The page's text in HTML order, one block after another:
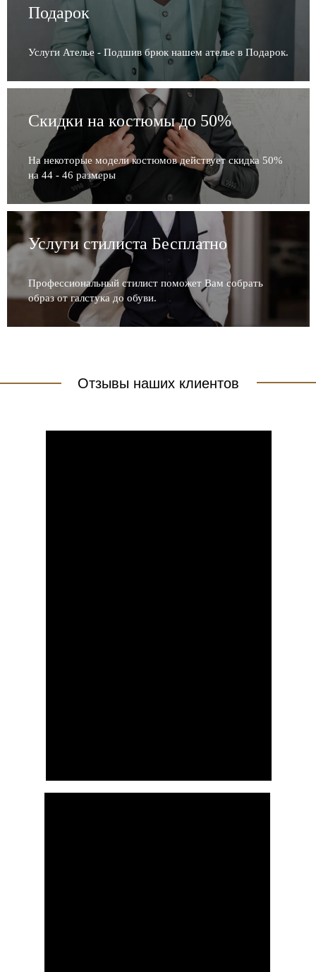
Подарок
Услуги Ателье - Подшив брюк нашем ателье в Подарок.
Скидки на костюмы до 50%
На некоторые модели костюмов действует скидка 50%
на 44 - 46 размеры
Услуги стилиста Бесплатно
Профессиональный стилист поможет Вам собрать
образ от галстука до обуви.
Отзывы наших клиентов